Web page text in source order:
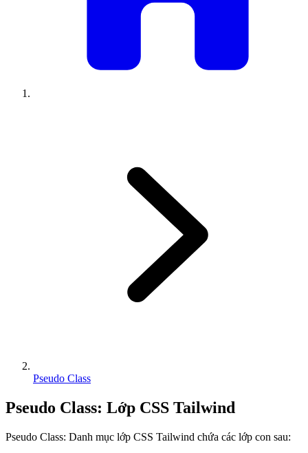
Pseudo Class
Pseudo Class: Lớp CSS Tailwind
Pseudo Class: Danh mục lớp CSS Tailwind chứa các lớp con sau: